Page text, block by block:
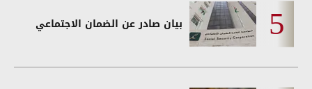
بيان صادر عن الضمان الاجتماعي